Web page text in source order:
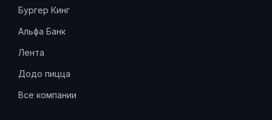
Бургер Кинг
Альфа Банк
Лента
Додо пицца
Все компании